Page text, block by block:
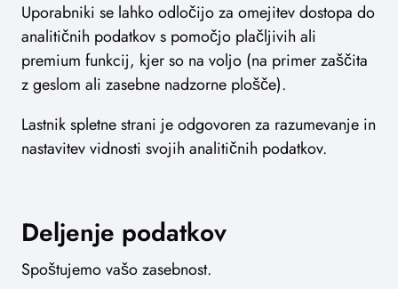
Uporabniki se lahko odločijo za omejitev dostopa do
analitičnih podatkov s pomočjo plačljivih ali
premium funkcij, kjer so na voljo (na primer zaščita
z geslom ali zasebne nadzorne plošče).
Lastnik spletne strani je odgovoren za razumevanje in
nastavitev vidnosti svojih analitičnih podatkov.
Deljenje podatkov
Spoštujemo vašo zasebnost.